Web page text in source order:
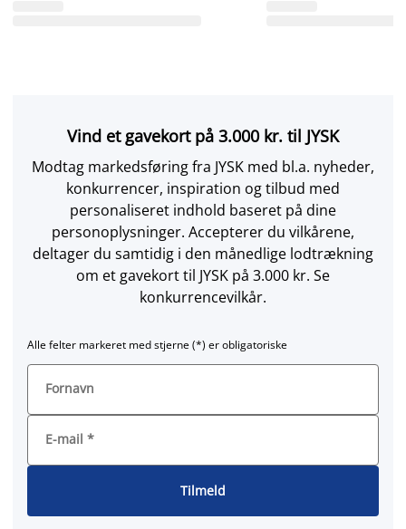
Vind et gavekort på 3.000 kr. til JYSK
Modtag markedsføring fra JYSK med bl.a. nyheder,
konkurrencer, inspiration og tilbud med
personaliseret indhold baseret på dine
personoplysninger. Accepterer du vilkårene,
deltager du samtidig i den månedlige lodtrækning
om et gavekort til JYSK på 3.000 kr. Se
konkurrencevilkår.
Alle felter markeret med stjerne (*) er obligatoriske
Fornavn
E-mail *
Tilmeld